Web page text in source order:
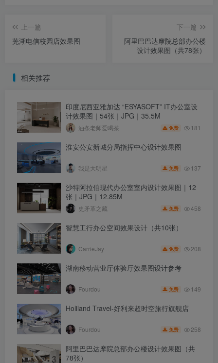
上一篇
芜湖电信校园店效果图
下一篇
阿里巴巴达摩院总部办公楼
设计效果图（共78张）
相关推荐
印度尼西亚雅加达 “ESYASOFT” IT办公室设
计效果图｜54张｜JPG｜35.5M
油条老师爱喝茶 免费 181
淮安公安新城分局指挥中心设计效果图
我是大明星 免费 137
沙特阿拉伯现代办公室室内设计效果图｜12
张｜JPG｜12.85M
史矛革之藏 免费 458
智慧工行办公空间效果设计（共10张）
CarrieJay 免费 208
湖南移动营业厅体验厅效果图设计参考
Fourdou 免费 149
Holiland Travel-好利来超时空旅行旗舰店
Fourdou 免费 258
阿里巴巴达摩院总部办公楼设计效果图（共
78张）